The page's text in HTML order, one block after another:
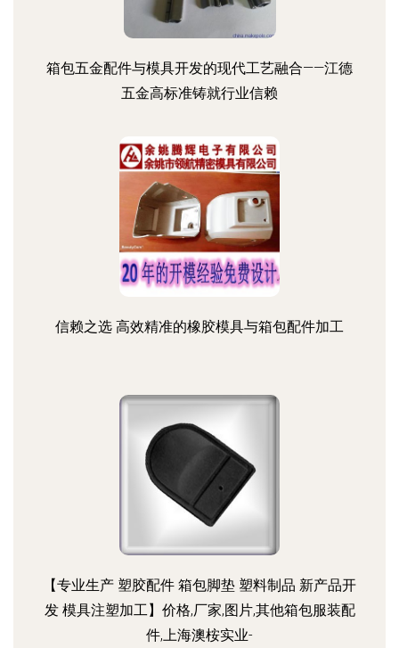
箱包五金配件与模具开发的现代工艺融合——江德
五金高标准铸就行业信赖
信赖之选 高效精准的橡胶模具与箱包配件加工
【专业生产 塑胶配件 箱包脚垫 塑料制品 新产品开
发 模具注塑加工】价格,厂家,图片,其他箱包服装配
件,上海澳桉实业-